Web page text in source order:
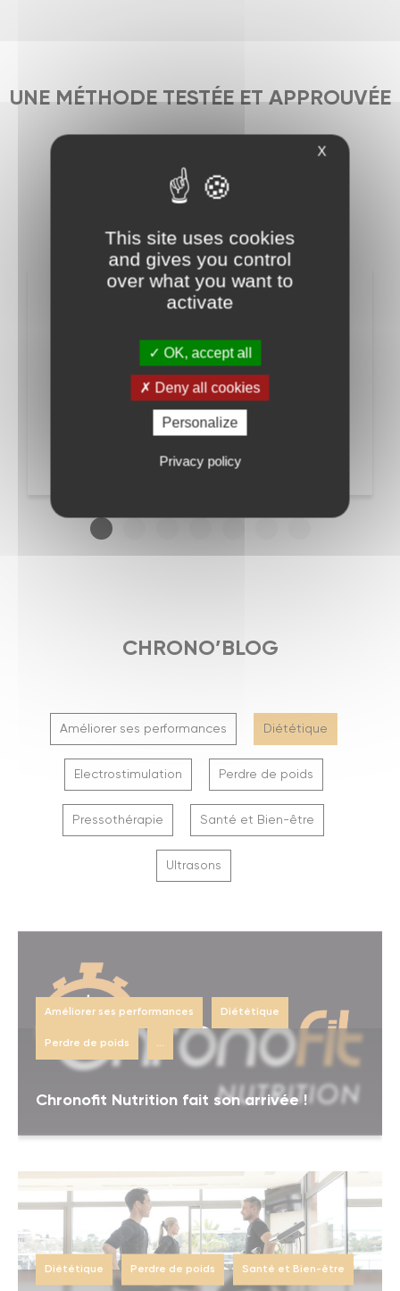
UNE MÉTHODE TESTÉE ET APPROUVÉE
Je suis très satisfaite de mes séances. Les coachs
sont au top ils t'expliquent comment bien faire les
mouvements et t'accompagnent dans la joie et la
bonne humeur. Des séances qui sont adaptées à
notre niveau et qui évolue en même temps qu'on
progresse. L'endroit est très chaleureux également,
avec des salles de bains pour prendre une douche
sport ! !
ISIS M.
CHRONO’BLOG
Améliorer ses performances Diététique
Electrostimulation Perdre de poids
Pressothérapie Santé et Bien-être
Ultrasons
Améliorer ses performances Diététique
Perdre de poids ...
Chronofit Nutrition fait son arrivée !
Diététique Perdre de poids Santé et Bien-être
X
This site uses cookies
and gives you control
over what you want to
activate
OK, accept all
Deny all cookies
Personalize
Privacy policy